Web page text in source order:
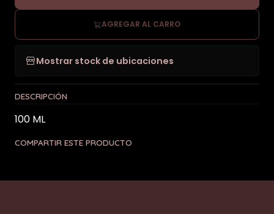
AGREGAR AL CARRO
Mostrar stock de ubicaciones
DESCRIPCIÓN
100 ML
COMPARTIR ESTE PRODUCTO